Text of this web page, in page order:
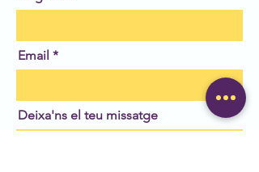
Email
Deixa'ns el teu missatge